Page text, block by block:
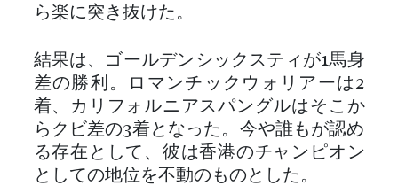
ら楽に突き抜けた。
結果は、ゴールデンシックスティが1馬身
差の勝利。ロマンチックウォリアーは2
着、カリフォルニアスパングルはそこか
らクビ差の3着となった。今や誰もが認め
る存在として、彼は香港のチャンピオン
としての地位を不動のものとした。